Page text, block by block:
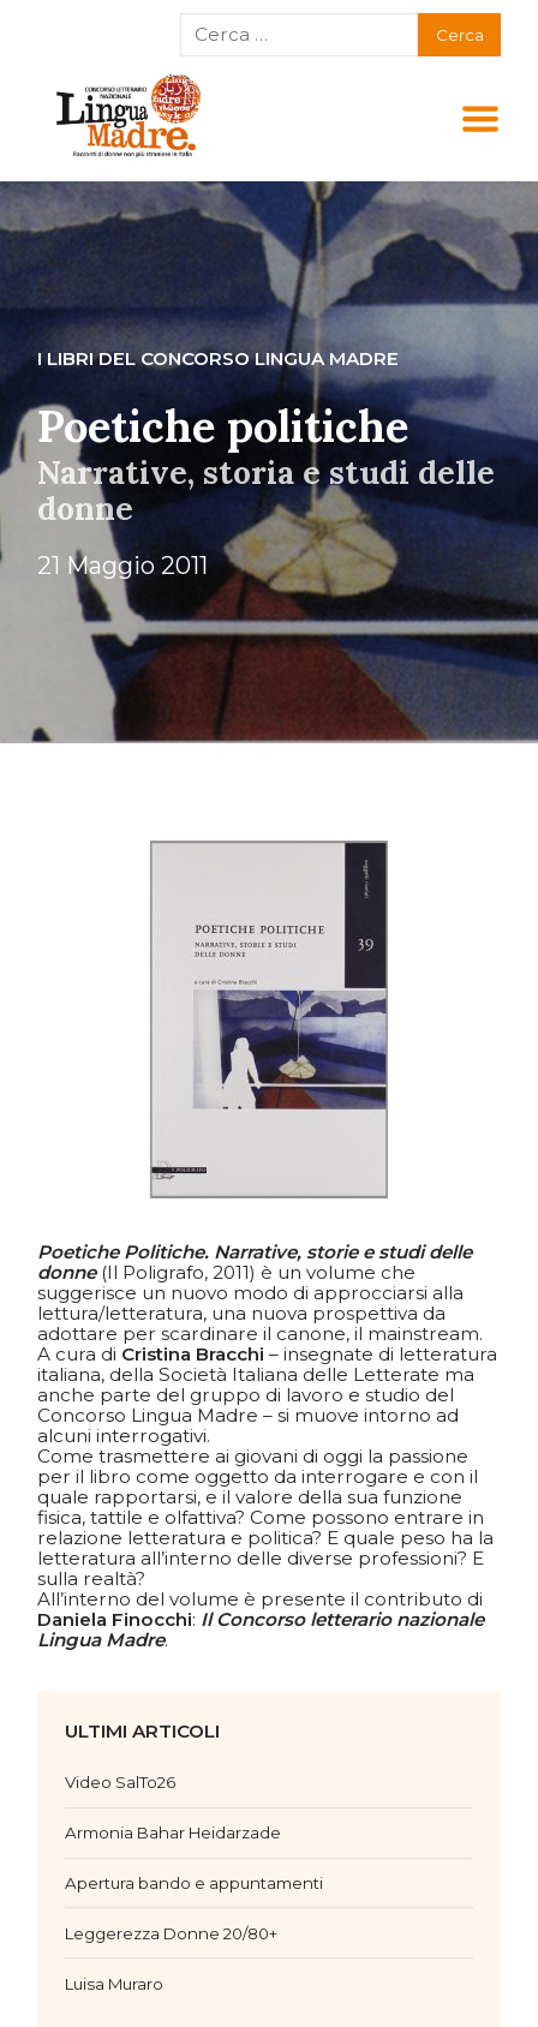
I LIBRI DEL CONCORSO LINGUA MADRE
Poetiche politiche
Narrative, storia e studi delle
donne
21 Maggio 2011
Poetiche Politiche. Narrative, storie e studi delle
donne(Il Poligrafo, 2011) è un volume che
suggerisce un nuovo modo di approcciarsi alla
lettura/letteratura, una nuova prospettiva da
adottare per scardinare il canone, il mainstream.
A cura di Cristina Bracchi – insegnate di letteratura
italiana, dellaSocietà Italiana delle Letterate ma
anche parte del gruppo di lavoro e studio del
Concorso Lingua Madre – si muove intorno ad
alcuni interrogativi.
Come trasmettere ai giovani di oggi la passione
per il libro come oggetto da interrogare e con il
quale rapportarsi, e il valore della sua funzione
fisica, tattile e olfattiva? Come possono entrare in
relazione letteratura e politica? E quale peso ha la
letteratura all’interno delle diverse professioni? E
sulla realtà?
All’interno del volume è presente il contributo di
Daniela Finocchi: Il Concorso letterario nazionale
Lingua Madre.
ULTIMI ARTICOLI
Video SalTo26
Armonia Bahar Heidarzade
Apertura bando e appuntamenti
Leggerezza Donne 20/80+
Luisa Muraro